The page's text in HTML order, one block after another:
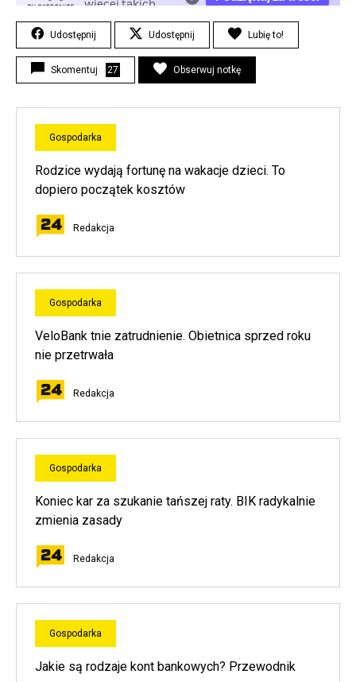
Udostępnij Udostępnij Lubię to!
Skomentuj 27 Obserwuj notkę
Gospodarka
Rodzice wydają fortunę na wakacje dzieci. To
dopiero początek kosztów
Redakcja
Gospodarka
VeloBank tnie zatrudnienie. Obietnica sprzed roku
nie przetrwała
Redakcja
Gospodarka
Koniec kar za szukanie tańszej raty. BIK radykalnie
zmienia zasady
Redakcja
Gospodarka
Jakie są rodzaje kont bankowych? Przewodnik